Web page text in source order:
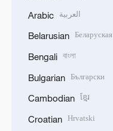
Arabic العربية
Belarusian Беларуская
Bengali বাংলা
Bulgarian Български
Cambodian ខ្មែរ
Croatian Hrvatski